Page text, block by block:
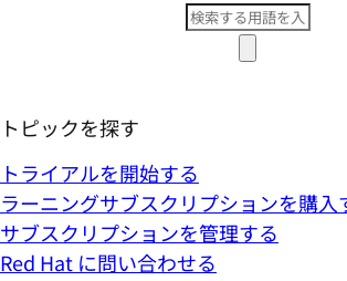
トピックを探す
トライアルを開始する
ラーニングサブスクリプションを購入
サブスクリプションを管理する
Red Hat に問い合わせる